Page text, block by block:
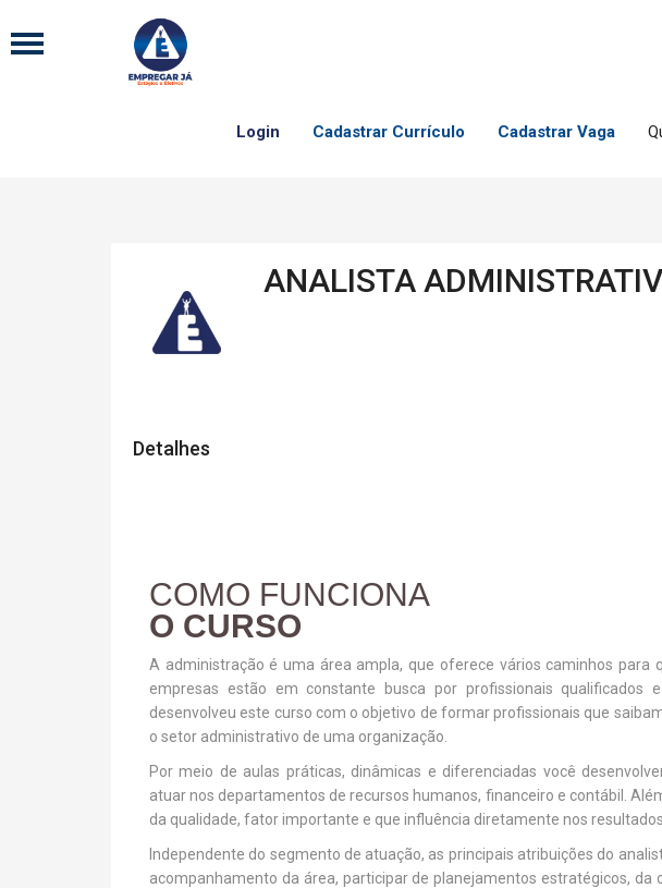
Login Cadastrar Currículo Cadastrar Vaga
ANALISTA
Detalhes
COMO FUNCIONA
O CURSO
A administração é uma área ampla, que oferece vários caminhos para
empresas estão em constante busca por profissionais qualificados
desenvolveu este curso com o objetivo de formar profissionais que
o setor administrativo de uma organização.
Por meio de aulas práticas, dinâmicas e diferenciadas você
atuar nos departamentos de recursos humanos, financeiro e contábil.
da qualidade, fator importante e que influência diretamente nos
Independente do segmento de atuação, as principais atribuições do
acompanhamento da área, participar de planejamentos estratégicos, da